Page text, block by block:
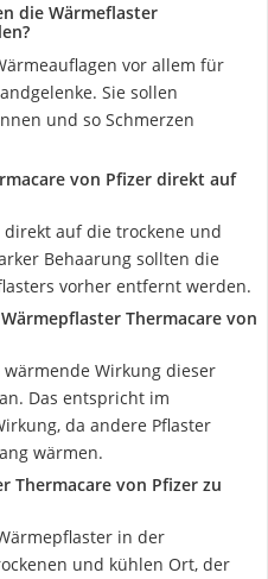
die Wärmeflaster
vor allem für
Sie sollen
und so Schmerzen
von Pfizer direkt auf
direkt auf die trockene und
Behaarung sollten die
vorher entfernt werden.
Thermacare von
Wirkung dieser
Das entspricht im
da andere Pflaster
wärmen.
Thermacare von Pfizer zu
in der
und kühlen Ort, der